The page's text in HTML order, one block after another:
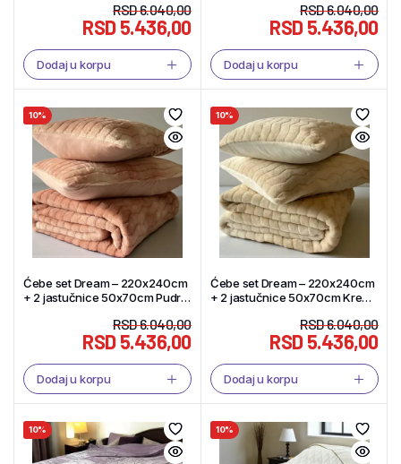
RSD6.040,00
RSD5.436,00
Dodaj u korpu
RSD6.040,00
RSD5.436,00
Dodaj u korpu
10%
Ćebe set Dream – 220x240cm
+ 2 jastučnice 50x70cm Pudra
RSD6.040,00
RSD5.436,00
Dodaj u korpu
10%
Ćebe set Dream – 220x240cm
+ 2 jastučnice 50x70cm Krem
RSD6.040,00
RSD5.436,00
Dodaj u korpu
10% 10%